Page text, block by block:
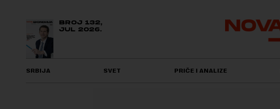
BROJ 132,
JUL 2026.
SRBIJA SVET PRIČE I ANALIZE